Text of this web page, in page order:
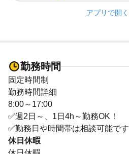
アプリで開く
勤務時間
固定時間制
勤務時間詳細
8:00～17:00
✅週2日～、1日4h～勤務OK！
✅勤務日や時間帯は相談可能です
休日休暇